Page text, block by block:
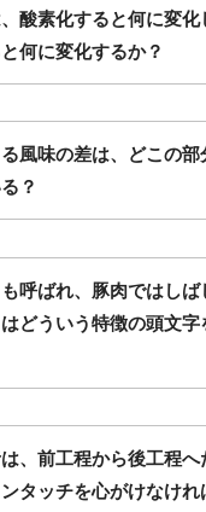
酸素化すると何に変化
何に変化するか？
風味の差は、どこの部
？
呼ばれ、豚肉ではしば
どういう特徴の頭文字
、前工程から後工程へ
タッチを心がけなけれ